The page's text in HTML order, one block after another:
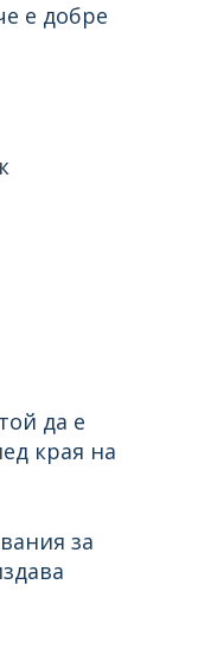
е добре
да е
края на
за